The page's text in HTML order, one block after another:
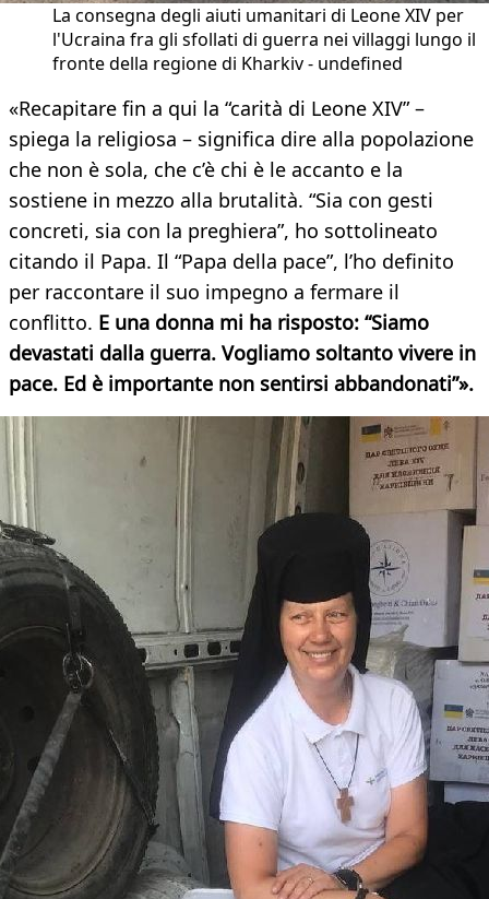
La consegna degli aiuti umanitari di Leone XIV per
l'Ucraina fra gli sfollati di guerra nei villaggi lungo il
fronte della regione di Kharkiv - undefined
«Recapitare fin a qui la “carità di Leone XIV” –
spiega la religiosa – significa dire alla popolazione
che non è sola, che c’è chi è le accanto e la
sostiene in mezzo alla brutalità. “Sia con gesti
concreti, sia con la preghiera”, ho sottolineato
citando il Papa. Il “Papa della pace”, l’ho definito
per raccontare il suo impegno a fermare il
conflitto. E una donna mi ha risposto: “Siamo
devastati dalla guerra. Vogliamo soltanto vivere in
pace. Ed è importante non sentirsi abbandonati”».